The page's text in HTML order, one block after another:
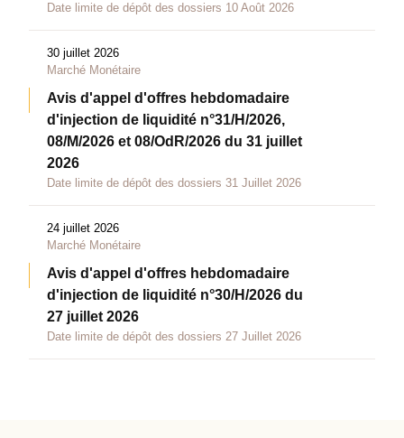
Date limite de dépôt des dossiers 10 Août 2026
30 juillet 2026
Marché Monétaire
Avis d'appel d'offres hebdomadaire
d'injection de liquidité n°31/H/2026,
08/M/2026 et 08/OdR/2026 du 31 juillet
2026
Date limite de dépôt des dossiers 31 Juillet 2026
24 juillet 2026
Marché Monétaire
Avis d'appel d'offres hebdomadaire
d'injection de liquidité n°30/H/2026 du
27 juillet 2026
Date limite de dépôt des dossiers 27 Juillet 2026